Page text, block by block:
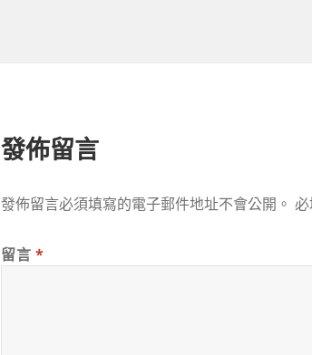
發佈留言
發佈留言必須填寫的電子郵件地址不會公開。
留言*